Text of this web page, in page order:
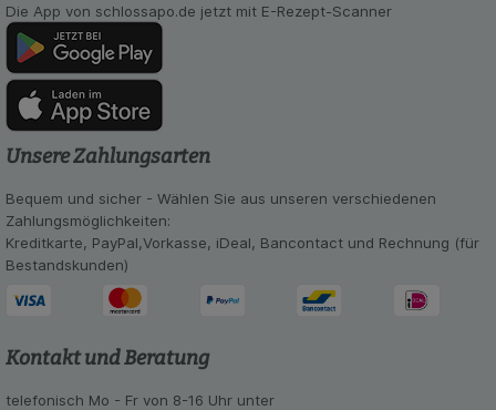
Statistik & Tracking:Hierüber lassen sich
Informationen über die Art und Weise der Nutzung
unserer Website sammeln, mit deren Hilfe wir
unsere Website weiter für Sie optimieren können,
den Inhalt auf unserer Website aber auch die
Werbung auf Drittseiten möglichst relevant für Sie
zu gestalten. Bitte beachten Sie, dass Daten
soziale Medien übertragen werden.
Die App von schlossapo.de jetzt mit E-Rezept-Scanner
Unsere Zahlungsarten
Bequem und sicher - Wählen Sie aus unseren verschiedenen
Zahlungsmöglichkeiten:
Kreditkarte, PayPal,Vorkasse, iDeal, Bancontact und Rechnung (für
Bestandskunden)
Kontakt und Beratung
telefonisch Mo - Fr von 8-16 Uhr unter